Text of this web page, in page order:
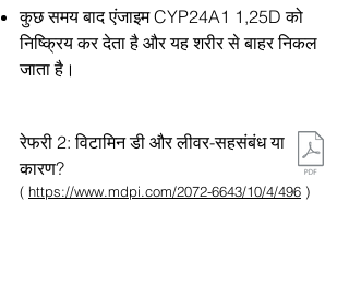
कुछ समय बाद एंजाइम CYP24A1 1,25D को
निष्क्रिय कर देता है और यह शरीर से बाहर निकल
जाता है।
रेफरी 2: विटामिन डी और लीवर-सहसंबंध या
कारण?
( https://www.mdpi.com/2072-6643/10/4/496 )